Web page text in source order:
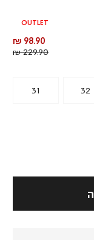
OUTLET
מחיר
מוצר
98.90 ₪
229.90 ₪
31 32